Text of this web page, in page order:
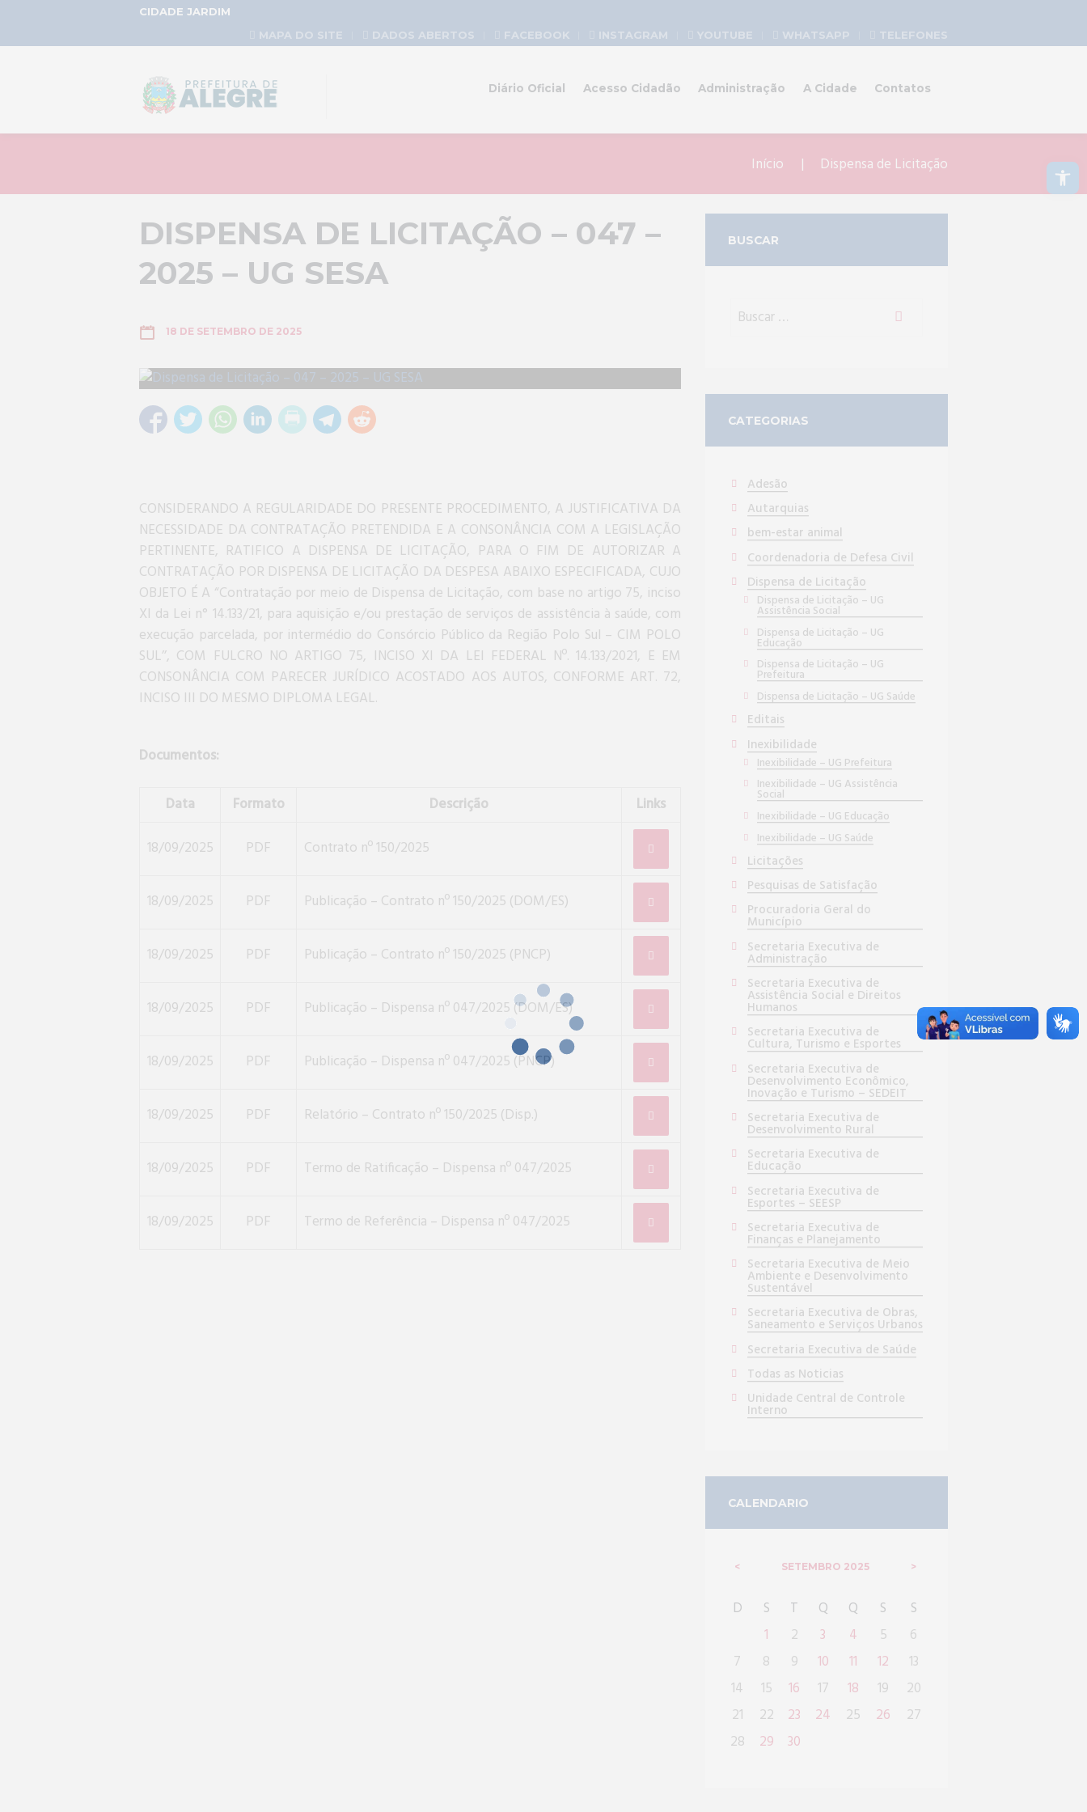
CIDADE JARDIM
MAPA DO SITE
DADOS ABERTOS FACEBOOK INSTAGRAM YOUTUBE WHATSAPP TELEFONES
Diário Oficial Acesso Cidadão Administração A Cidade Contatos
Início Dispensa de Licitação
DISPENSA DE LICITAÇÃO – 047 –
2025 – UG SESA
18 DE SETEMBRO DE 2025
CONSIDERANDO A REGULARIDADE DO PRESENTE PROCEDIMENTO, A JUSTIFICATIVA DA
NECESSIDADE DA CONTRATAÇÃO PRETENDIDA E A CONSONÂNCIA COM A LEGISLAÇÃO
PERTINENTE, RATIFICO A DISPENSA DE LICITAÇÃO, PARA O FIM DE AUTORIZAR A
CONTRATAÇÃO POR DISPENSA DE LICITAÇÃO DA DESPESA ABAIXO ESPECIFICADA, CUJO
OBJETO É A “Contratação por meio de Dispensa de Licitação, com base no artigo 75, inciso
XI da Lei n° 14.133/21, para aquisição e/ou prestação de serviços de assistência à saúde, com
execução parcelada, por intermédio do Consórcio Público da Região Polo Sul – CIM POLO
SUL’’, COM FULCRO NO ARTIGO 75, INCISO XI DA LEI FEDERAL Nº. 14.133/2021, E EM
CONSONÂNCIA COM PARECER JURÍDICO ACOSTADO AOS AUTOS, CONFORME ART. 72,
INCISO III DO MESMO DIPLOMA LEGAL.
Documentos:
Data Formato Descrição
Links
18/09/2025
PDF Contrato nº 150/2025
18/09/2025 PDF Publicação – Contrato nº 150/2025 (DOM/ES)
18/09/2025 PDF Publicação – Contrato nº 150/2025 (PNCP)
18/09/2025 PDF Publicação – Dispensa nº 047/2025 (DOM/ES)
18/09/2025 PDF Publicação – Dispensa nº 047/2025 (PNCP)
18/09/2025 PDF Relatório – Contrato nº 150/2025 (Disp.)
18/09/2025 PDF Termo de Ratificação – Dispensa nº 047/2025
18/09/2025 PDF Termo de Referência – Dispensa nº 047/2025
BUSCAR
CATEGORIAS
Adesão
Autarquias
bem-estar animal
Coordenadoria de Defesa Civil
Dispensa de Licitação
Dispensa de Licitação – UG
Assistência Social
Dispensa de Licitação – UG
Educação
Dispensa de Licitação – UG
Prefeitura
Dispensa de Licitação – UG Saúde
Editais
Inexibilidade
Inexibilidade – UG Prefeitura
Inexibilidade – UG Assistência
Social
Inexibilidade – UG Educação
Inexibilidade – UG Saúde
Licitações
Pesquisas de Satisfação
Procuradoria Geral do
Município
Secretaria Executiva de
Administração
Secretaria Executiva de
Assistência Social e Direitos
Humanos
Secretaria Executiva de
Cultura, Turismo e Esportes
Secretaria Executiva de
Desenvolvimento Econômico,
Inovação e Turismo – SEDEIT
Secretaria Executiva de
Desenvolvimento Rural
Secretaria Executiva de
Educação
Secretaria Executiva de
Esportes – SEESP
Secretaria Executiva de
Finanças e Planejamento
Secretaria Executiva de Meio
Ambiente e Desenvolvimento
Sustentável
Secretaria Executiva de Obras,
Saneamento e Serviços Urbanos
Secretaria Executiva de Saúde
Todas as Noticias
Unidade Central de Controle
Interno
CALENDARIO
SETEMBRO 2025
D S T Q Q S
S
1
2 3 4 5
6
7
8 9 10 11 12
13
14
15 16 17 18 19
20
21
22 23 24 25 26
27
28
29 30
Abrir a barra de ferramentas